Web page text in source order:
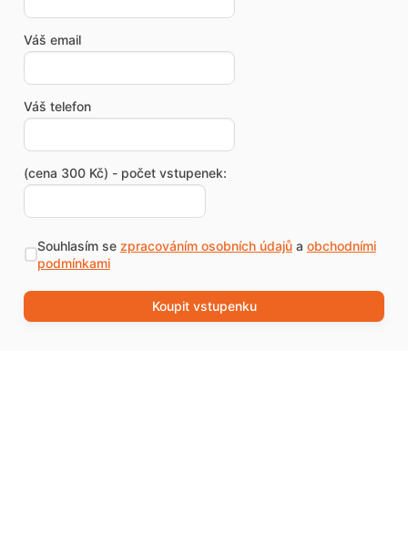
Váš email
Váš telefon
(cena 300 Kč) - počet vstupenek:
Souhlasím se zpracováním osobních údajůa obchodními
podmínkami
Koupit vstupenku